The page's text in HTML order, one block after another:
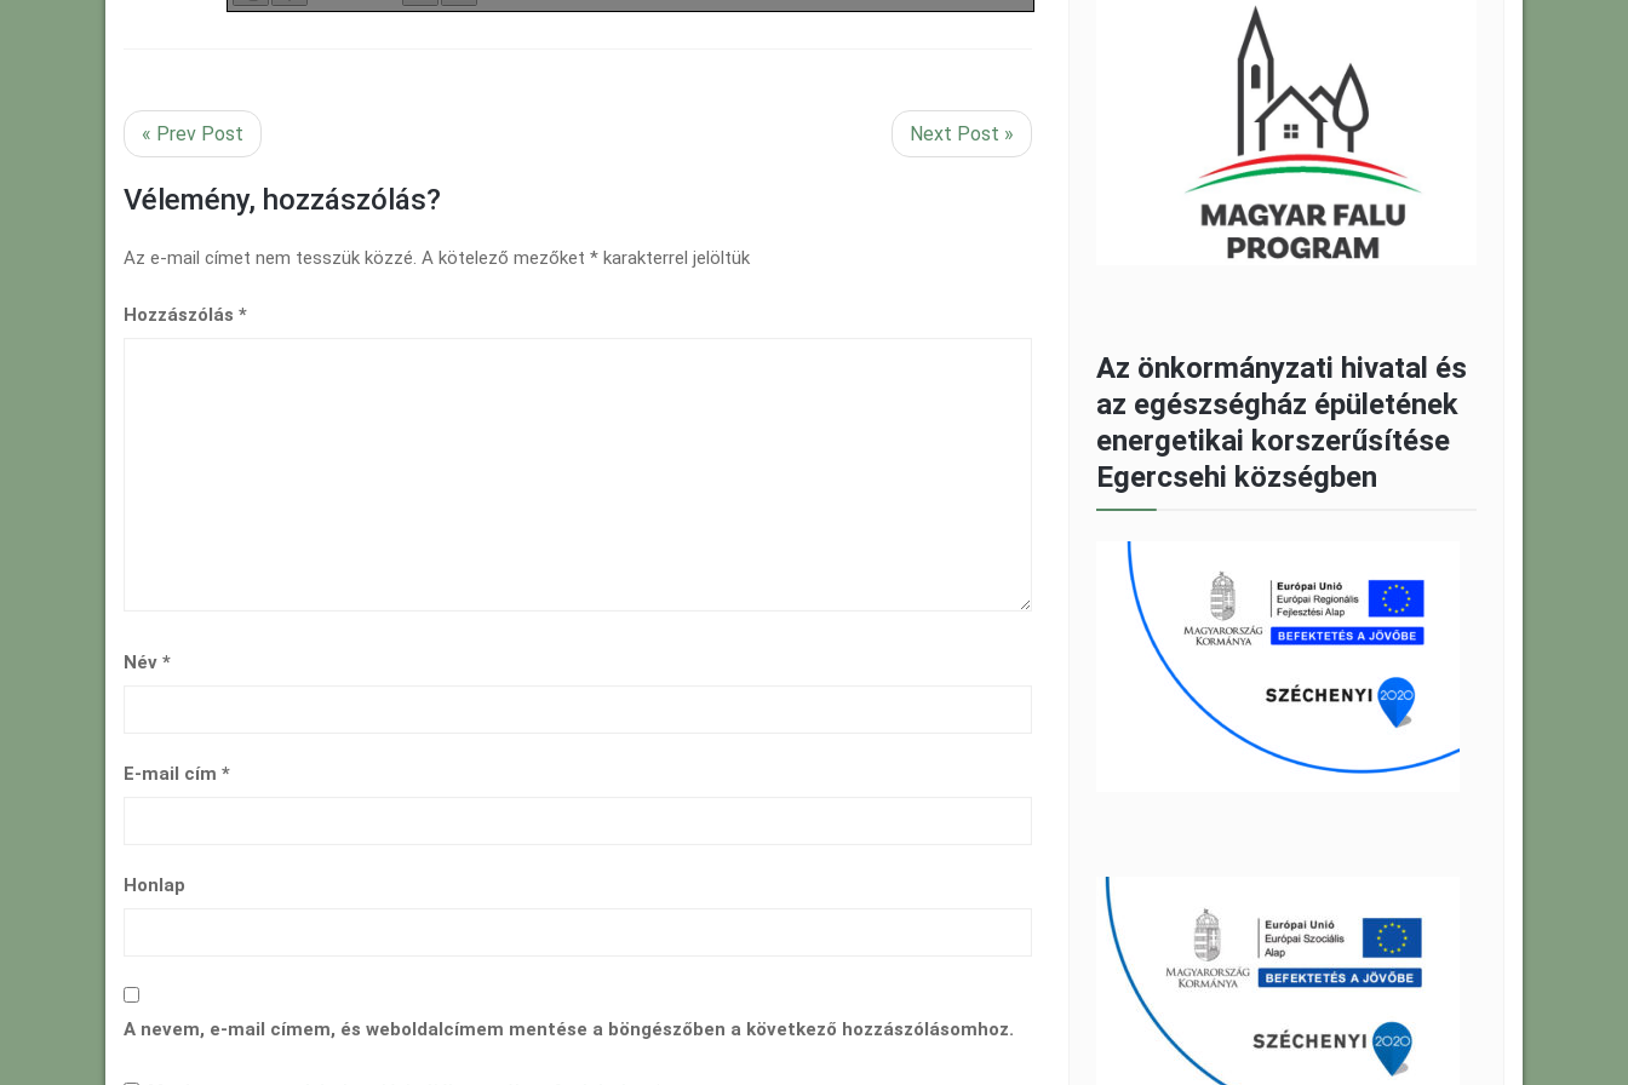
« Prev Post Next Post »
Vélemény, hozzászólás?
Az e-mail címet nem tesszük közzé. A kötelező mezőket * karakterrel jelöltük
Hozzászólás *
Név *
E-mail cím *
Honlap
A nevem, e-mail címem, és weboldalcímem mentése a böngészőben a következő hozzászólásomhoz.
Az önkormányzati hivatal és
az egészségház épületének
energetikai korszerűsítése
Egercsehi községben